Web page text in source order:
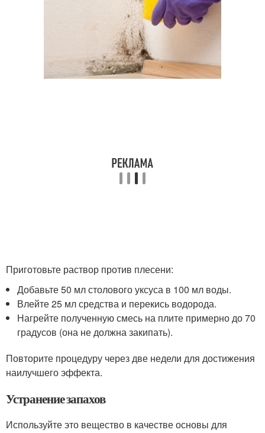
Приготовьте раствор против плесени:
Добавьте 50 мл столового уксуса в 100 мл воды.
Влейте 25 мл средства и перекись водорода.
Нагрейте полученную смесь на плите примерно до 70
градусов (она не должна закипать).
Повторите процедуру через две недели для достижения
наилучшего эффекта.
Устранение запахов
Используйте это вещество в качестве основы для